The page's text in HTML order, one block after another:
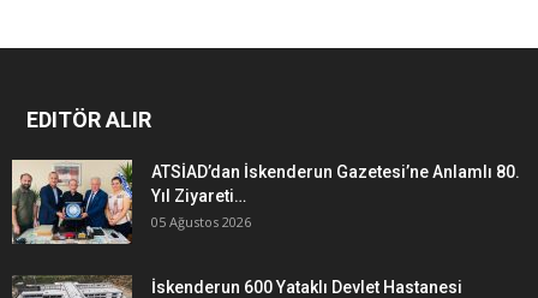
EDITÖR ALIR
ATSİAD’dan İskenderun Gazetesi’ne Anlamlı 80.
Yıl Ziyareti…
05 Ağustos 2026
İskenderun 600 Yataklı Devlet Hastanesi